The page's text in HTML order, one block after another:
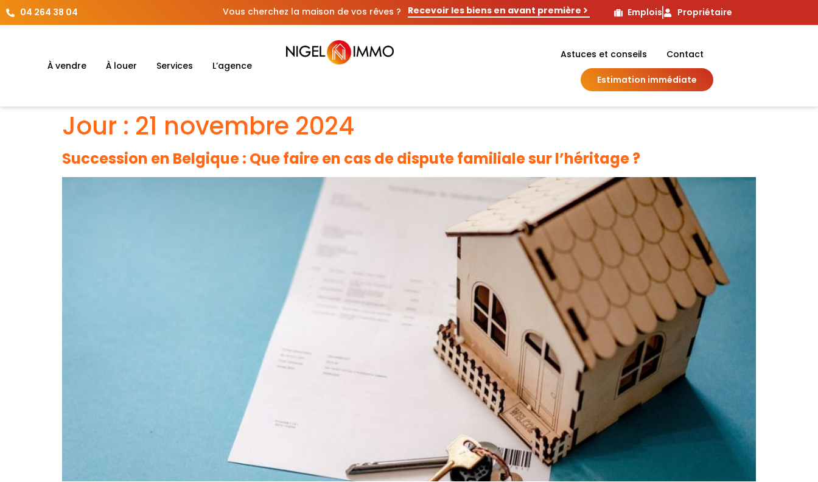
04 264 38 04 Vous cherchez la maison de vos rêves ? Recevoir les biens en avant première Emplois Propriétaire
À vendre À louer Services L’agence
Astuces et conseils Contact
Estimation immédiate
Jour : 21 novembre 2024
Succession en Belgique : Que faire en cas de dispute familiale sur l’héritage ?